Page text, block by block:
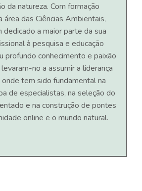
da natureza. Com formação
área das Ciências Ambientais,
dedicado a maior parte da sua
à pesquisa e educação
profundo conhecimento e paixão
no a assumir a liderança
tem sido fundamental na
de especialistas, na seleção do
e na construção de pontes
online e o mundo natural.